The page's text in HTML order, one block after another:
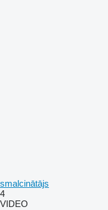
smalcinātājs
4
VIDEO